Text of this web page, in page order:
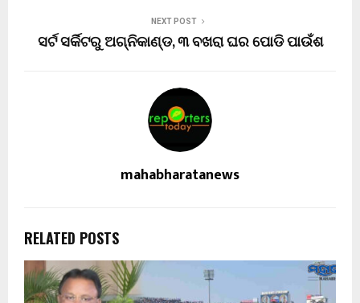
NEXT POST
ସର୍ଟ ସର୍କିଟରୁ ଅଗ୍ନିକାଣ୍ଡ, ୩ ବଖରା ଘର ପୋଡି ପାଉଁଶ
mahabharatanews
RELATED POSTS